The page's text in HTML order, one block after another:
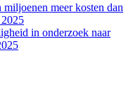
miljoenen meer kosten dan
in onderzoek naar